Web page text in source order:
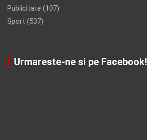
Publicitate (107)
Sport (537)
Urmareste-ne si pe Facebook!